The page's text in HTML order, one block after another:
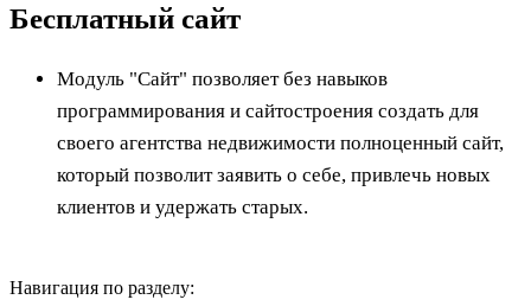
Бесплатный сайт
Модуль "Сайт" позволяет без навыков
программирования и сайтостроения создать для
своего агентства недвижимости полноценный сайт,
который позволит заявить о себе, привлечь новых
клиентов и удержать старых.
Навигация по разделу: